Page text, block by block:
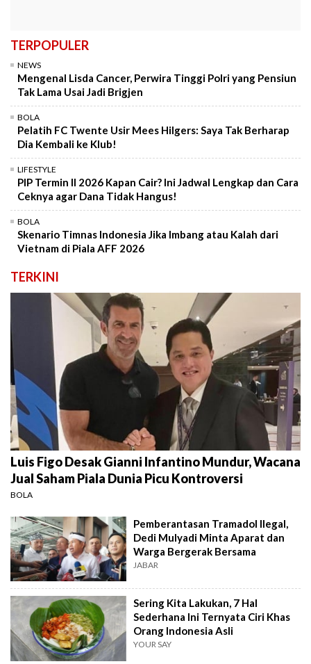
TERPOPULER
NEWS
Mengenal Lisda Cancer, Perwira Tinggi Polri yang Pensiun
Tak Lama Usai Jadi Brigjen
BOLA
Pelatih FC Twente Usir Mees Hilgers: Saya Tak Berharap
Dia Kembali ke Klub!
LIFESTYLE
PIP Termin II 2026 Kapan Cair? Ini Jadwal Lengkap dan Cara
Ceknya agar Dana Tidak Hangus!
BOLA
Skenario Timnas Indonesia Jika Imbang atau Kalah dari
Vietnam di Piala AFF 2026
TERKINI
Luis Figo Desak Gianni Infantino Mundur, Wacana
Jual Saham Piala Dunia Picu Kontroversi
BOLA
Pemberantasan Tramadol Ilegal,
Dedi Mulyadi Minta Aparat dan
Warga Bergerak Bersama
JABAR
Sering Kita Lakukan, 7 Hal
Sederhana Ini Ternyata Ciri Khas
Orang Indonesia Asli
YOUR SAY